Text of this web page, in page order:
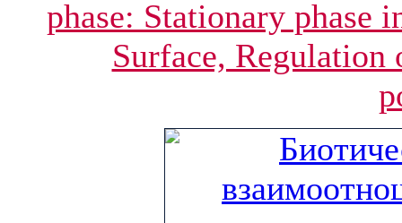
phase: Stationary phase
Surface, Regulation